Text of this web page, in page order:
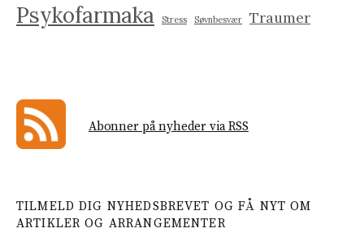
Psykofarmaka
Stress Søvnbesvær Traumer
Abonner på nyheder via RSS
TILMELD DIG NYHEDSBREVET OG FÅ NYT OM
ARTIKLER OG ARRANGEMENTER